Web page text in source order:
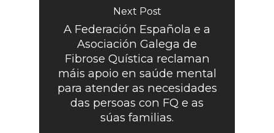
Next Post
A Federación Española e a
Asociación Galega de
Fibrose Quística reclaman
máis apoio en saúde mental
para atender as necesidades
das persoas con FQ e as
súas familias.